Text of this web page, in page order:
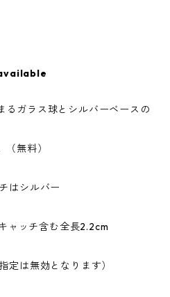
るガラス球とシルバーベースの
無料）
はシルバー
ャッチ含む全長2.2cm
は無効となります）